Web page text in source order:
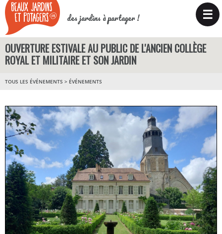
des jardins à partager ! ☰
OUVERTURE ESTIVALE AU PUBLIC DE L'ANCIEN COLLÈGE
ROYAL ET MILITAIRE ET SON JARDIN
TOUS LES ÉVÉNEMENTS > ÉVÉNEMENTS